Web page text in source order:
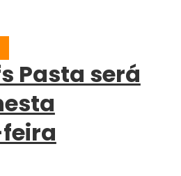
Pasta será